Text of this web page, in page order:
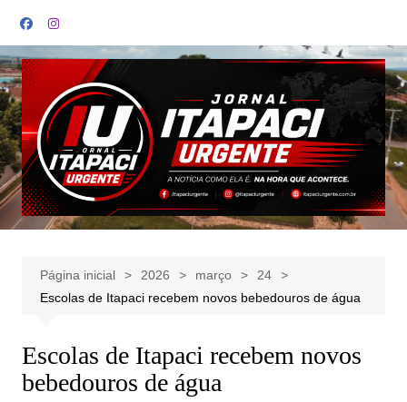
para
o
conteúdo
Página inicial 2026 março
24
Escolas de Itapaci recebem novos bebedouros de água
Escolas de Itapaci recebem novos
bebedouros de água